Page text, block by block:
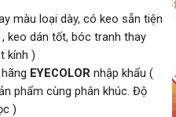
màu loại dày, có keo sẵn tiện
keo dán tốt, bóc tranh thay
kính )
EYECOLOR nhập khẩu (
phẩm cùng phân khúc. Độ
)